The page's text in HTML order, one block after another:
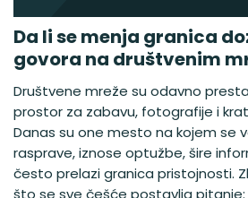
Da li se menja granica
govora na društvenim
Društvene mreže su odavno
prostor za zabavu, fotografije i
Danas su one mesto na kojem se
rasprave, iznose optužbe, šire
često prelazi granica pristojnosti.
što se sve češće postavlja